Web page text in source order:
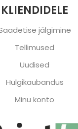
KLIENDIDELE
jälgimine
Tellimused
Uudised
Hulgikaubandus
Minu konto